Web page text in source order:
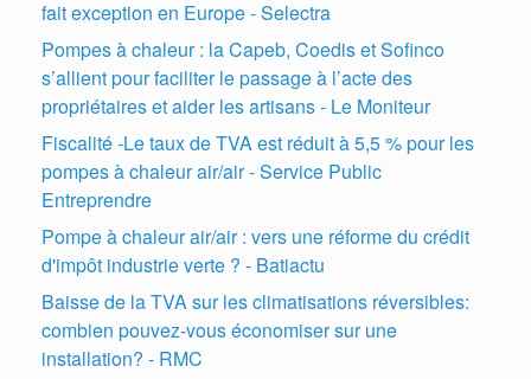
fait exception en Europe - Selectra
Pompes à chaleur : la Capeb, Coedis et Sofinco
s’allient pour faciliter le passage à l’acte des
propriétaires et aider les artisans - Le Moniteur
Fiscalité -Le taux de TVA est réduit à 5,5 % pour les
pompes à chaleur air/air - Service Public
Entreprendre
Pompe à chaleur air/air : vers une réforme du crédit
d'impôt industrie verte ? - Batiactu
Baisse de la TVA sur les climatisations réversibles:
combien pouvez-vous économiser sur une
installation? - RMC